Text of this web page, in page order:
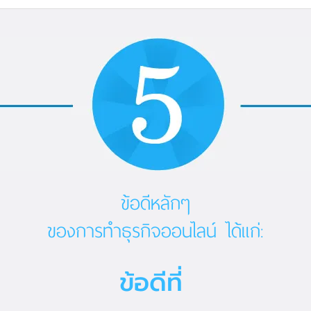
ข้อดีหลักๆ
ของการทำธุรกิจออนไลน์ ได้แก่:
ข้อดีที่